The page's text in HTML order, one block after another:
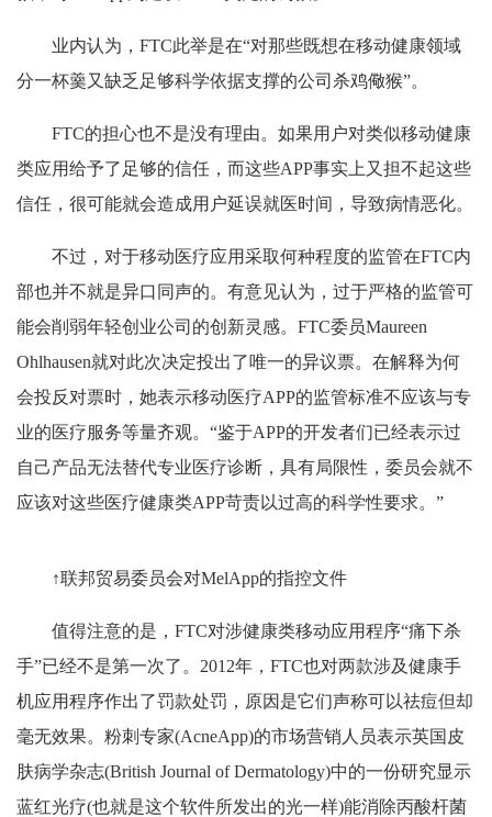
业内认为，FTC此举是在“对那些既想在移动健康领域
分一杯羹又缺乏足够科学依据支撑的公司杀鸡儆猴”。
FTC的担心也不是没有理由。如果用户对类似移动健康
类应用给予了足够的信任，而这些APP事实上又担不起这些
信任，很可能就会造成用户延误就医时间，导致病情恶化。
不过，对于移动医疗应用采取何种程度的监管在FTC内
部也并不就是异口同声的。有意见认为，过于严格的监管可
能会削弱年轻创业公司的创新灵感。FTC委员Maureen
Ohlhausen就对此次决定投出了唯一的异议票。在解释为何
会投反对票时，她表示移动医疗APP的监管标准不应该与专
业的医疗服务等量齐观。“鉴于APP的开发者们已经表示过
自己产品无法替代专业医疗诊断，具有局限性，委员会就不
应该对这些医疗健康类APP苛责以过高的科学性要求。”
↑联邦贸易委员会对MelApp的指控文件
值得注意的是，FTC对涉健康类移动应用程序“痛下杀
手”已经不是第一次了。2012年，FTC也对两款涉及健康手
机应用程序作出了罚款处罚，原因是它们声称可以祛痘但却
毫无效果。粉刺专家(AcneApp)的市场营销人员表示英国皮
肤病学杂志(British Journal of Dermatology)中的一份研究显示
蓝红光疗(也就是这个软件所发出的光一样)能消除丙酸杆菌